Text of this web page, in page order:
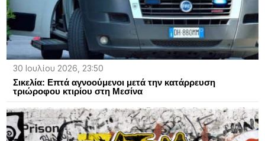
30 Ιουλίου 2026, 23:50
Σικελία: Επτά αγνοούμενοι μετά την κατάρρευση
τριώροφου κτιρίου στη Μεσίνα